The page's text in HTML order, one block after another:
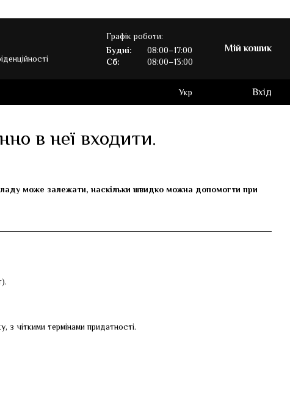
Графік роботи:
Будні:
08:00–17:00
Сб:
08:00–13:00
Мій кошик
Укр Вхід
в неї входити.
може залежати, наскільки швидко можна допомогти при
чіткими термінами придатності.